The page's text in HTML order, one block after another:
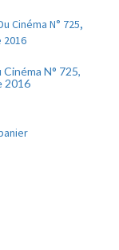
N° 725,
2016